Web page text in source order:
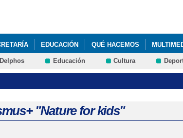
EDUCACIÓN QUÉ HACEMOS
Delphos Educación Cultura
"Nature for kids"